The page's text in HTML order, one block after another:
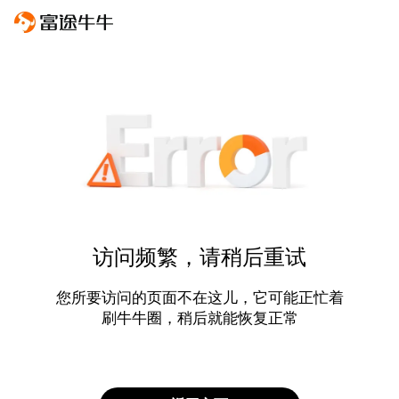
访问频繁，请稍后重试
您所要访问的页面不在这儿，它可能正忙着
刷牛牛圈，稍后就能恢复正常